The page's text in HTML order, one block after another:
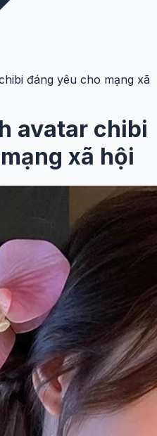
đáng yêu cho mạng xã
avatar chibi
xã hội